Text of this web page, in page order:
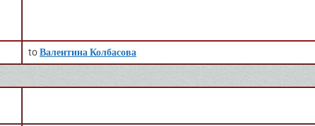
toВалентина Колбасова